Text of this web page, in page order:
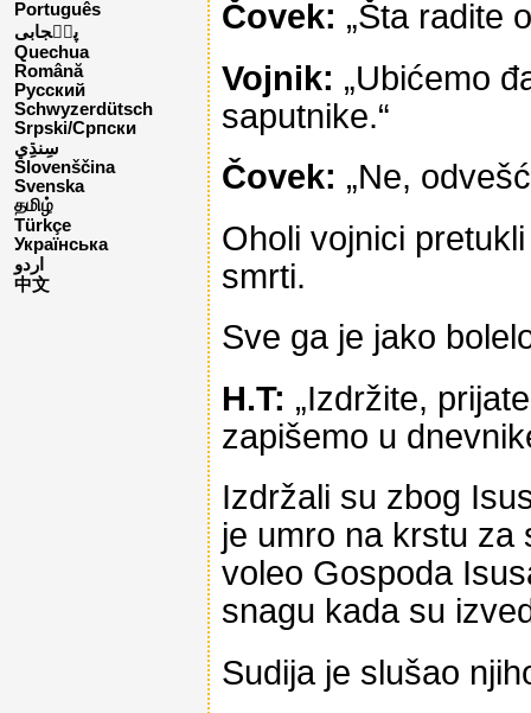
Português
پن٘جابی
Quechua
Română
Русский
Schwyzerdütsch
Srpski/Српски
Slovenščina
Svenska
தமிழ்
Türkçe
Українська
اردو
中文
Čovek: „Šta radite
Vojnik: „Ubićemo
saputnike.“
Čovek: „Ne,
Oholi vojnici
smrti.
Sve ga je jako
H.T: „Izdržite,
zapišemo u
Izdržali su zbog
je umro na krstu za
voleo Gospoda
snagu kada su
Sudija je slušao